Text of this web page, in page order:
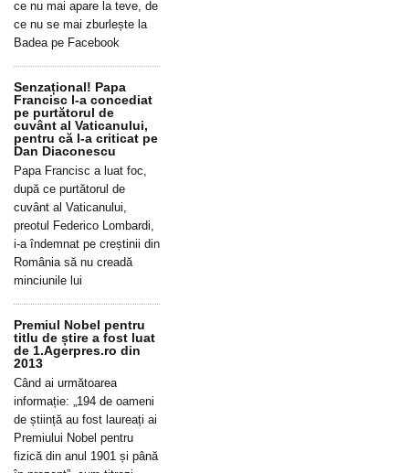
ce nu mai apare la teve, de
ce nu se mai zburlește la
Badea pe Facebook
Senzațional! Papa
Francisc l-a concediat
pe purtătorul de
cuvânt al Vaticanului,
pentru că l-a criticat pe
Dan Diaconescu
Papa Francisc a luat foc,
după ce purtătorul de
cuvânt al Vaticanului,
preotul Federico Lombardi,
i-a îndemnat pe creștinii din
România să nu creadă
minciunile lui
Premiul Nobel pentru
titlu de știre a fost luat
de 1.Agerpres.ro din
2013
Când ai următoarea
informație: „194 de oameni
de știință au fost laureați ai
Premiului Nobel pentru
fizică din anul 1901 și până